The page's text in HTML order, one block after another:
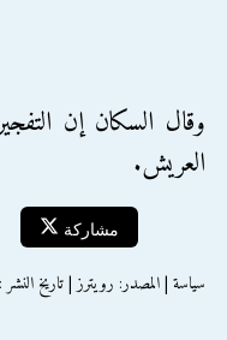
وقال السكان إن
العريش.
مشاركة
سياسة | المصدر: رويترز | تاريخ النشر : الأحد 07